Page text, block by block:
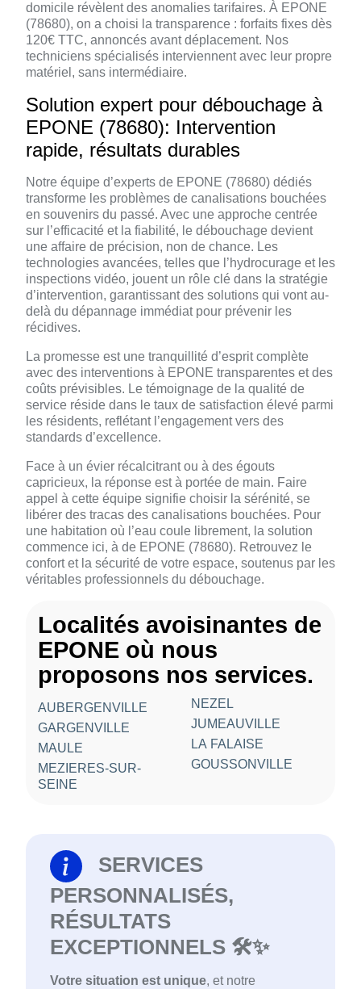
domicile révèlent des anomalies tarifaires. À EPONE
(78680), on a choisi la transparence : forfaits fixes dès
120€ TTC, annoncés avant déplacement. Nos
techniciens spécialisés interviennent avec leur propre
matériel, sans intermédiaire.
Solution expert pour débouchage à
EPONE (78680): Intervention
rapide, résultats durables
Notre équipe d’experts de EPONE (78680) dédiés
transforme les problèmes de canalisations bouchées
en souvenirs du passé. Avec une approche centrée
sur l’efficacité et la fiabilité, le débouchage devient
une affaire de précision, non de chance. Les
technologies avancées, telles que l’hydrocurage et les
inspections vidéo, jouent un rôle clé dans la stratégie
d’intervention, garantissant des solutions qui vont au-
delà du dépannage immédiat pour prévenir les
récidives.
La promesse est une tranquillité d’esprit complète
avec des interventions à EPONE transparentes et des
coûts prévisibles. Le témoignage de la qualité de
service réside dans le taux de satisfaction élevé parmi
les résidents, reflétant l’engagement vers des
standards d’excellence.
Face à un évier récalcitrant ou à des égouts
capricieux, la réponse est à portée de main. Faire
appel à cette équipe signifie choisir la sérénité, se
libérer des tracas des canalisations bouchées. Pour
une habitation où l’eau coule librement, la solution
commence ici, à de EPONE (78680). Retrouvez le
confort et la sécurité de votre espace, soutenus par les
véritables professionnels du débouchage.
Localités avoisinantes de
EPONE où nous
proposons nos services.
AUBERGENVILLE
GARGENVILLE
MAULE
MEZIERES-SUR-
SEINE
NEZEL
JUMEAUVILLE
LA FALAISE
GOUSSONVILLE
SERVICES
PERSONNALISÉS,
RÉSULTATS
EXCEPTIONNELS 🛠️✨
Votre situation est unique, et notre